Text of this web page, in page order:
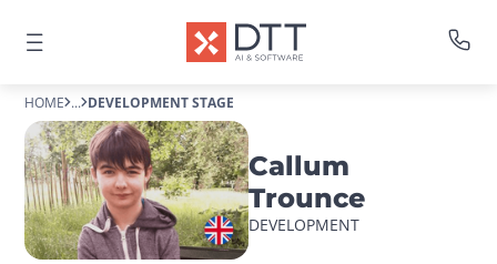
HOME ... DEVELOPMENT STAGE
Callum
Trounce
DEVELOPMENT